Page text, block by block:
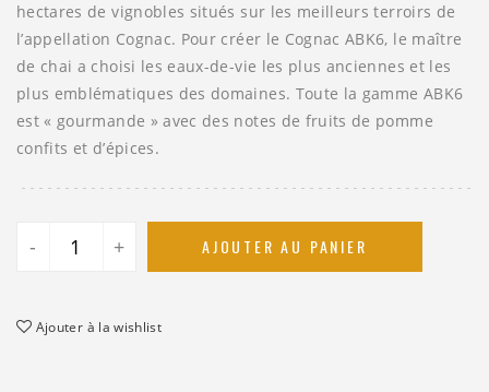
hectares de vignobles situés sur les meilleurs terroirs de
l’appellation Cognac. Pour créer le Cognac ABK6, le maître
de chai a choisi les eaux-de-vie les plus anciennes et les
plus emblématiques des domaines. Toute la gamme ABK6
est « gourmande » avec des notes de fruits de pomme
confits et d’épices.
- + AJOUTER AU PANIER
Ajouter à la wishlist